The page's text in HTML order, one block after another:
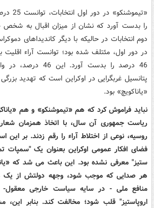
را بدست آورد که نشان از میزان اقبال به
دوم انتخابات در حالیکه با دیگر کاندیداهای
در دور اول، مئتلف شده بود؛ توانست آراء اقلیت
46 درصد را بدست
پتانسیل غربگرایی در اوکراین است که تهدید
«یاناکویچ» بود.
نباید فراموش کرد که هم «تیموشنکو» و هم
ریاست جمهوری آن سال، با اتخاذ همزمان
روسیه، نوعی از اختلاط آراء را رقم زدند. بر این
فضای افکار عمومی اوکراین بعنوان یک"سمپات
ستیز" معرفی نشده بود. این باعث می شد که
هر صدایی که موجب شود، وجهه دولتش از یک
منافع ملی - در سایه سیاست خارجی
اروپاستیز" قلب شود؛ مخالفت کند. بنابر این،